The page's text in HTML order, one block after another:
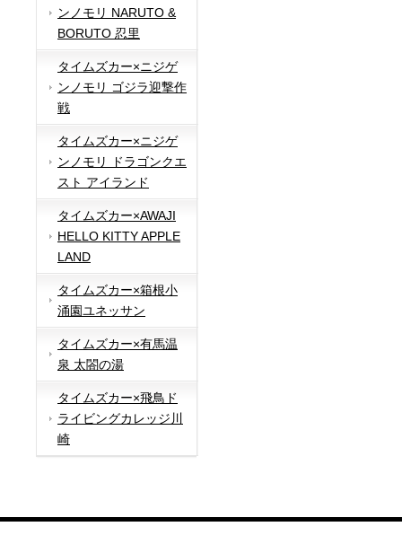
ンノモリ NARUTO &
BORUTO 忍里
タイムズカー×ニジゲ
ンノモリ ゴジラ迎撃作
戦
タイムズカー×ニジゲ
ンノモリ ドラゴンクエ
スト アイランド
タイムズカー×AWAJI
HELLO KITTY APPLE
LAND
タイムズカー×箱根小
涌園ユネッサン
タイムズカー×有馬温
泉 太閤の湯
タイムズカー×飛鳥ド
ライビングカレッジ川
崎